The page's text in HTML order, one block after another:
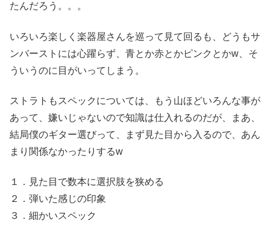
たんだろう。。。
いろいろ楽しく楽器屋さんを巡って見て回るも、どうもサ
ンバーストには心躍らず、青とか赤とかピンクとかw、そ
ういうのに目がいってしまう。
ストラトもスペックについては、もう山ほどいろんな事が
あって、嫌いじゃないので知識は仕入れるのだが、まあ、
結局僕のギター選びって、まず見た目から入るので、あん
まり関係なかったりするw
１．見た目で数本に選択肢を狭める
２．弾いた感じの印象
３．細かいスペック